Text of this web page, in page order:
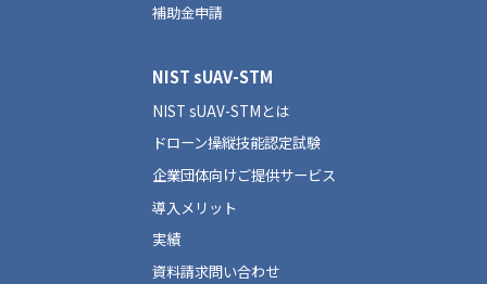
補助金申請
NIST sUAV-STM
NIST sUAV-STMとは
ドローン操縦技能認定試験
企業団体向けご提供サービス
導入メリット
実績
資料請求問い合わせ